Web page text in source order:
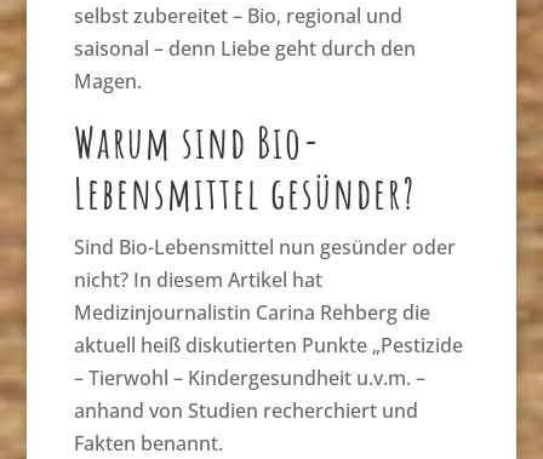
selbst zubereitet – Bio, regional und
saisonal – denn Liebe geht durch den
Magen.
Warum sind Bio-
Lebensmittel gesünder?
Sind Bio-Lebensmittel nun gesünder oder
nicht? In diesem Artikel hat
Medizinjournalistin Carina Rehberg die
aktuell heiß diskutierten Punkte „Pestizide
– Tierwohl – Kindergesundheit u.v.m. –
anhand von Studien recherchiert und
Fakten benannt.